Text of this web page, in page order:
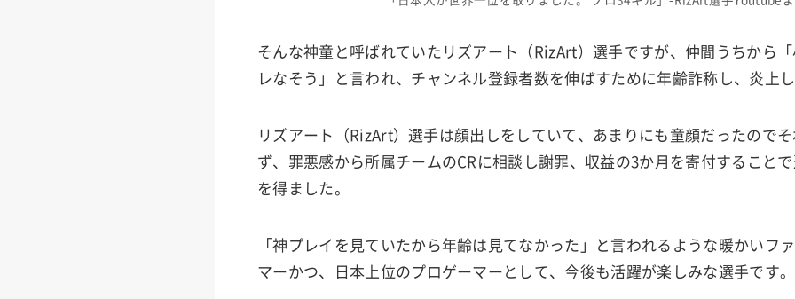
そんな神童と呼ばれていたリズアート（RizArt）選手ですが、仲間うちから
レなそう」と言われ、チャンネル登録者数を伸ばすために年齢詐称し、炎上
リズアート（RizArt）選手は顔出しをしていて、あまりにも童顔だったので
ず、罪悪感から所属チームのCRに相談し謝罪、収益の3か月を寄付すること
を得ました。
「神プレイを見ていたから年齢は見てなかった」と言われるような暖かいフ
マーかつ、日本上位のプロゲーマーとして、今後も活躍が楽しみな選手です。